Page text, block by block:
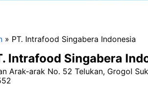
» PT. Intrafood Singabera Indonesia
Intrafood Singabera
Arak-arak No. 52 Telukan, Grogol